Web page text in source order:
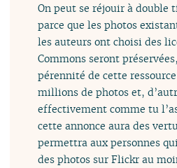
On peut se réjouir à double
parce que les photos
les auteurs ont choisi des
Commons seront
pérennité de cette
millions de photos et,
effectivement comme tu
cette annonce aura des
permettra aux personnes
des photos sur Flickr au